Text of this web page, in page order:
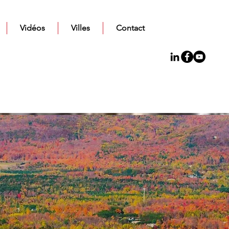
Vidéos Villes Contact